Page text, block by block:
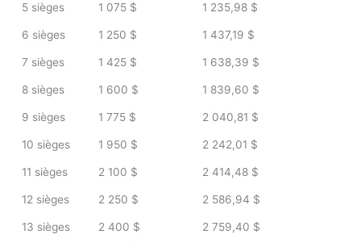
5 sièges 1 075 $ 1 235,98 $
6 sièges 1 250 $ 1 437,19 $
7 sièges 1 425 $ 1 638,39 $
8 sièges 1 600 $ 1 839,60 $
9 sièges 1 775 $ 2 040,81 $
10 sièges 1 950 $ 2 242,01 $
11 sièges 2 100 $ 2 414,48 $
12 sièges 2 250 $ 2 586,94 $
13 sièges 2 400 $ 2 759,40 $